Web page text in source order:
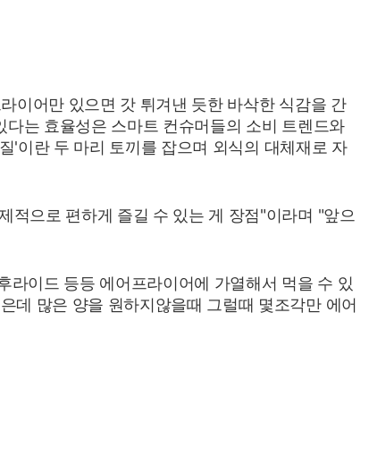
이어만 있으면 갓 튀겨낸 듯한 바삭한 식감을 간
는 효율성은 스마트 컨슈머들의 소비 트렌드와
'이란 두 마리 토끼를 잡으며 외식의 대체재로 자
적으로 편하게 즐길 수 있는 게 장점"이라며 "앞으
라이드 등등 에어프라이어에 가열해서 먹을 수 있
데 많은 양을 원하지않을때 그럴때 몇조각만 에어